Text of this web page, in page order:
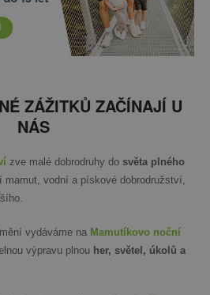
ZÁŽITKŮ ZAČÍNAJÍ U
NÁS
zve malé dobrodruhy do světa plného
mamut, vodní a pískové dobrodružství,
vydáváme na Mamutíkovo noční
výpravu plnou her, světel, úkolů a